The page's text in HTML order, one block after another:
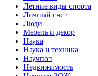
Летние виды спорта
Личный счет
Люди
Мебель и декор
Наука
Наука и техника
Научпоп
Недвижимость